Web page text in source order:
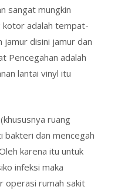
sangat mungkin
kotor adalah tempat-
disini jamur dan
Pencegahan adalah
lantai vinyl itu
ruang
bakteri dan mencegah
karena itu untuk
infeksi maka
operasi rumah sakit